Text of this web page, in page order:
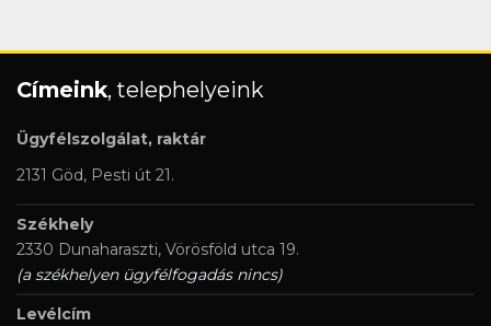
Címeink, telephelyeink
Ügyfélszolgálat, raktár
2131 Göd, Pesti út 21.
Székhely
2330 Dunaharaszti, Vörösföld utca 19.
(a székhelyen ügyfélfogadás nincs)
Levélcím